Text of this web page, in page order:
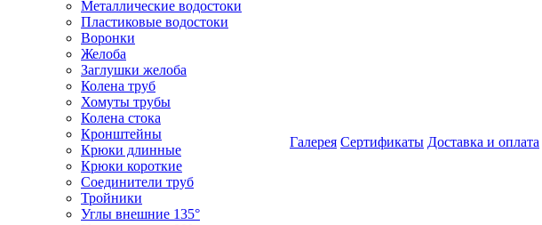
Металлические водостоки
Пластиковые водостоки
Воронки
Желоба
Заглушки желоба
Колена труб
Хомуты трубы
Колена стока
Кронштейны
Крюки длинные
Крюки короткие
Соединители труб
Тройники
Углы внешние 135°
Галерея Сертификаты Доставка и оплата